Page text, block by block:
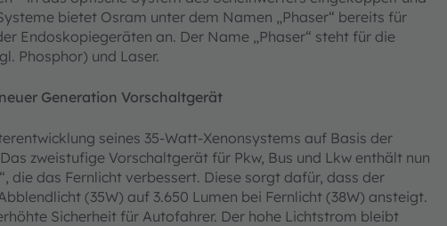
bietet Osram unter dem Namen „Phaser“ bereits für
Endoskopiegeräten an. Der Name „Phaser“ steht für die
Phosphor) und Laser.
Generation Vorschaltgerät
seines 35-Watt-Xenonsystems auf Basis der
zweistufige Vorschaltgerät für Pkw, Bus und Lkw enthält nun
die das Fernlicht verbessert. Diese sorgt dafür, dass der
(35W) auf 3.650 Lumen bei Fernlicht (38W) ansteigt.
Sicherheit für Autofahrer. Der hohe Lichtstrom bleibt